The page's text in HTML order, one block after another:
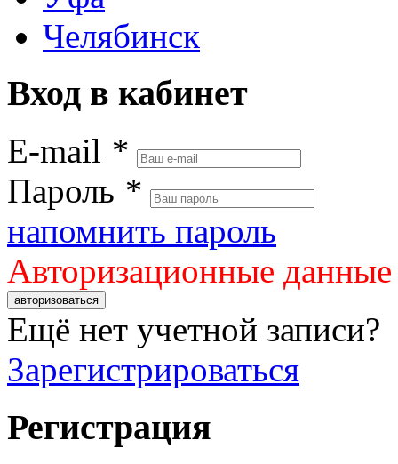
Челябинск
Вход в кабинет
E-mail *
Пароль *
напомнить пароль
Авторизационные
авторизоваться
Ещё нет учетной записи?
Зарегистрироваться
Регистрация